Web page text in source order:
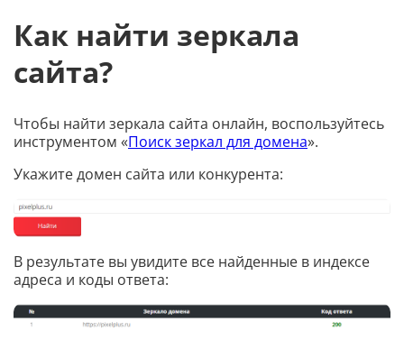
Как найти зеркала
сайта?
Чтобы найти зеркала сайта онлайн, воспользуйтесь
инструментом «Поиск зеркал для домена».
Укажите домен сайта или конкурента:
В результате вы увидите все найденные в индексе
адреса и коды ответа: